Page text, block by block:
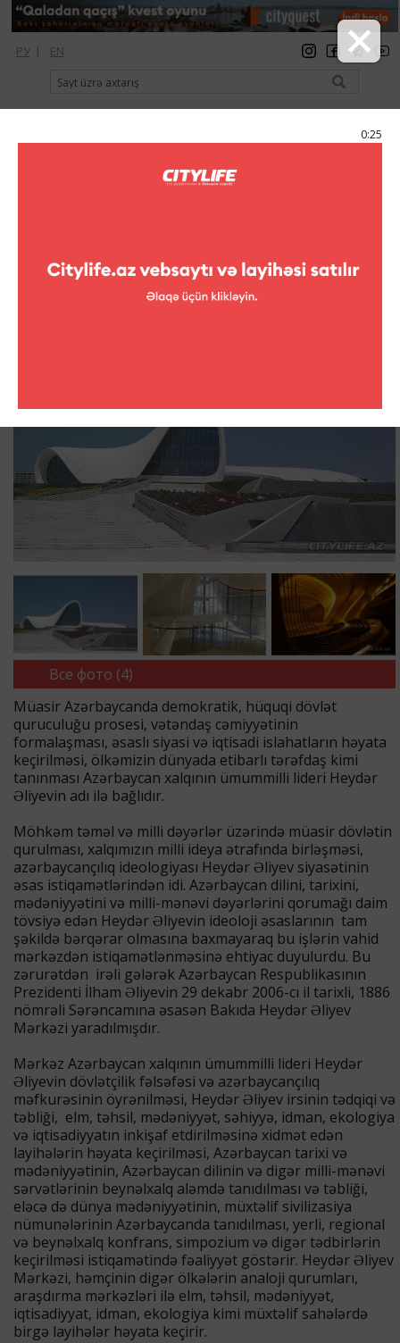
0:24
РУ | EN
qeydiyyat giriş Citylife Magazine
Heydər Əliyev Mərkəzi
Все фото (4)
Müasir Azərbaycanda demokratik, hüquqi dövlət
quruculuğu prosesi, vətəndaş cəmiyyətinin
formalaşması, əsaslı siyasi və iqtisadi islahatların həyata
keçirilməsi, ölkəmizin dünyada etibarlı tərəfdaş kimi
tanınması Azərbaycan xalqının ümummilli lideri Heydər
Əliyevin adı ilə bağlıdır.
Möhkəm təməl və milli dəyərlər üzərində müasir dövlətin
qurulması, xalqımızın milli ideya ətrafında birləşməsi,
azərbaycançılıq ideologiyası Heydər Əliyev siyasətinin
əsas istiqamətlərindən idi. Azərbaycan dilini, tarixini,
mədəniyyətini və milli-mənəvi dəyərlərini qorumağı daim
tövsiyə edən Heydər Əliyevin ideoloji əsaslarının tam
şəkildə bərqərar olmasına baxmayaraq bu işlərin vahid
mərkəzdən istiqamətlənməsinə ehtiyac duyulurdu. Bu
zərurətdən irəli gələrək Azərbaycan Respublikasının
Prezidenti İlham Əliyevin 29 dekabr 2006-cı il tarixli, 1886
nömrəli Sərəncamına əsasən Bakıda Heydər Əliyev
Mərkəzi yaradılmışdır.
Mərkəz Azərbaycan xalqının ümummilli lideri Heydər
Əliyevin dövlətçilik fəlsəfəsi və azərbaycançılıq
məfkurəsinin öyrənilməsi, Heydər Əliyev irsinin tədqiqi və
təbliği, elm, təhsil, mədəniyyət, səhiyyə, idman, ekologiya
və iqtisadiyyatın inkişaf etdirilməsinə xidmət edən
layihələrin həyata keçirilməsi, Azərbaycan tarixi və
mədəniyyətinin, Azərbaycan dilinin və digər milli-mənəvi
sərvətlərinin beynəlxalq aləmdə tanıdılması və təbliği,
eləcə də dünya mədəniyyətinin, müxtəlif sivilizasiya
nümunələrinin Azərbaycanda tanıdılması, yerli, regional
və beynəlxalq konfrans, simpozium və digər tədbirlərin
keçirilməsi istiqamətində fəaliyyət göstərir. Heydər Əliyev
Mərkəzi, həmçinin digər ölkələrin analoji qurumları,
araşdırma mərkəzləri ilə elm, təhsil, mədəniyyət,
iqtisadiyyat, idman, ekologiya kimi müxtəlif sahələrdə
birgə layihələr həyata keçirir.